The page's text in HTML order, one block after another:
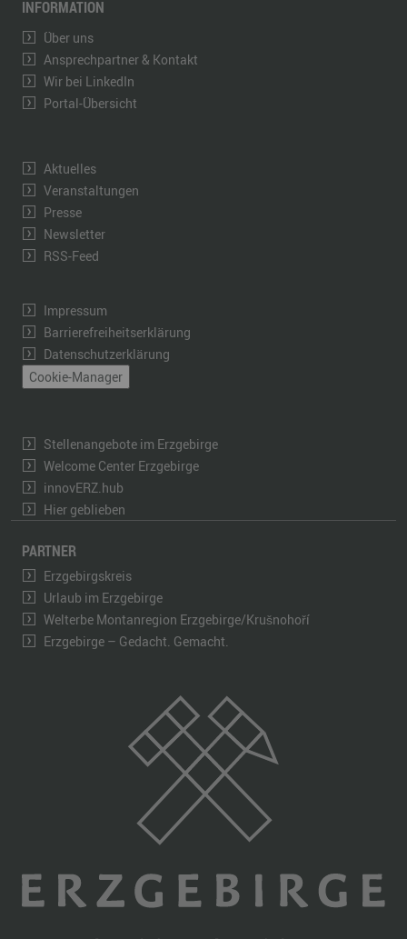
INFORMATION
Über uns
Ansprechpartner & Kontakt
Wir bei LinkedIn
Portal-Übersicht
Aktuelles
Veranstaltungen
Presse
Newsletter
RSS-Feed
Impressum
Barrierefreiheitserklärung
Datenschutzerklärung
Cookie-Manager
Stellenangebote im Erzgebirge
Welcome Center Erzgebirge
innovERZ.hub
Hier geblieben
PARTNER
Erzgebirgskreis
Urlaub im Erzgebirge
Welterbe Montanregion Erzgebirge/Krušnohoří
Erzgebirge – Gedacht. Gemacht.